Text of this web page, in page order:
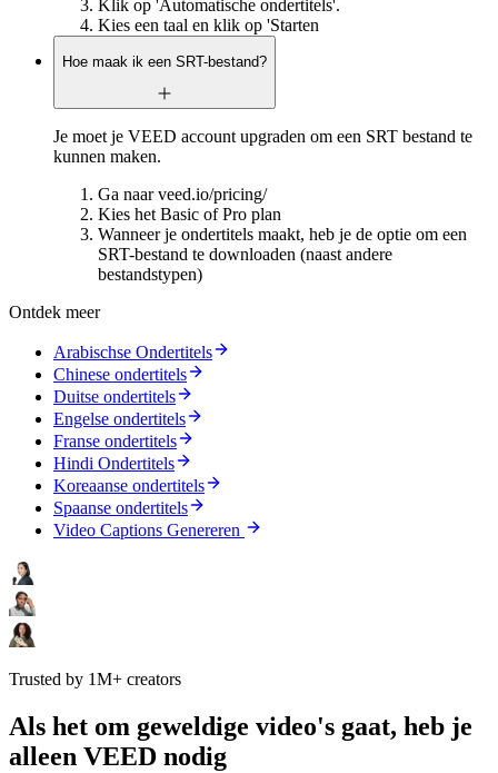
Klik op 'Automatische ondertitels'.
Kies een taal en klik op 'Starten
Hoe maak ik een SRT-bestand?
Je moet je VEED account upgraden om een SRT bestand te
kunnen maken.
Ga naar veed.io/pricing/
Kies het Basic of Pro plan
Wanneer je ondertitels maakt, heb je de optie om een
SRT-bestand te downloaden (naast andere
bestandstypen)
Ontdek meer
Arabischse Ondertitels
Chinese ondertitels
Duitse ondertitels
Engelse ondertitels
Franse ondertitels
Hindi Ondertitels
Koreaanse ondertitels
Spaanse ondertitels
Video Captions Genereren
Trusted by 1M+ creators
Als het om geweldige video's gaat, heb je
alleen VEED nodig